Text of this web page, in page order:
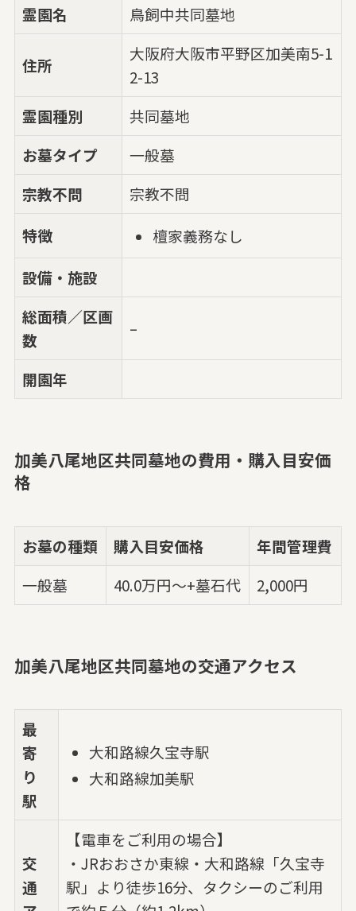
霊園名 鳥飼中共同墓地
住所
大阪府大阪市平野区加美南5-1
2-13
霊園種別
共同墓地
お墓タイプ
一般墓
宗教不問
宗教不問
特徴
檀家義務なし
設備・施設
総面積／区画
数
–
開園年
加美八尾地区共同墓地の費用・購入目安価
格
お墓の種類 購入目安価格
年間管理費
一般墓
40.0万円～+墓石代 2,000円
加美八尾地区共同墓地の交通アクセス
最
寄
り
駅
大和路線久宝寺駅
大和路線加美駅
交
通
【電車をご利用の場合】
・JRおおさか東線・大和路線「久宝寺
駅」より徒歩16分、タクシーのご利用